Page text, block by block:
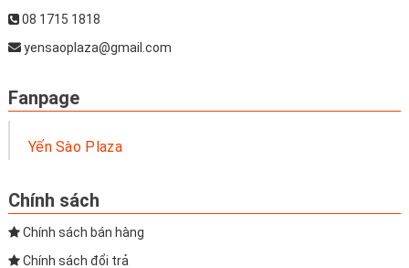
08 1715 1818
yensaoplaza@gmail.com
Fanpage
Yến Sào Plaza
Chính sách
Chính sách bán hàng
Chính sách đổi trả